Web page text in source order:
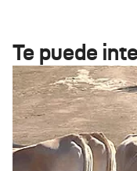
Te puede